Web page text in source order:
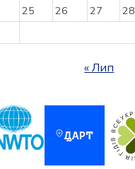
25 26 27 28
« Лип